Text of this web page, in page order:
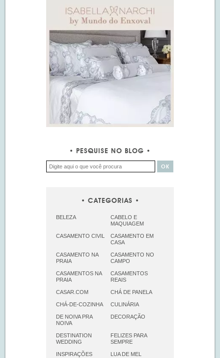
PESQUISE NO BLOG
CATEGORIAS
BELEZA
CABELO E
MAQUIAGEM
CASAMENTO CIVIL
CASAMENTO EM
CASA
CASAMENTO NA
PRAIA
CASAMENTO NO
CAMPO
CASAMENTOS NA
PRAIA
CASAMENTOS
REAIS
CASAR.COM CHÁ DE PANELA
CHÁ-DE-COZINHA CULINÁRIA
DE NOIVA PRA
NOIVA
DECORAÇÃO
DESTINATION
WEDDING
FELIZES PARA
SEMPRE
INSPIRAÇÕES LUA DE MEL